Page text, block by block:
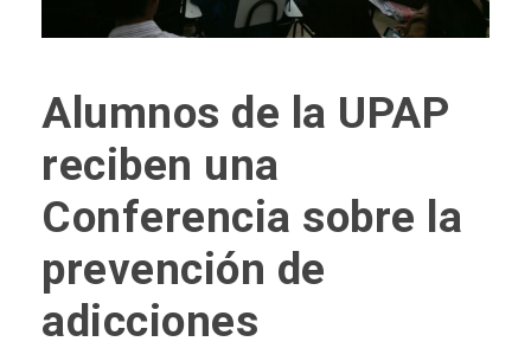
Alumnos de la UPAP
reciben una
Conferencia sobre la
prevención de
adicciones